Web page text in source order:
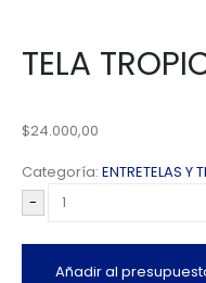
TELA
$24.000,00
Categoría: ENTRETELAS Y
-
Añadir al